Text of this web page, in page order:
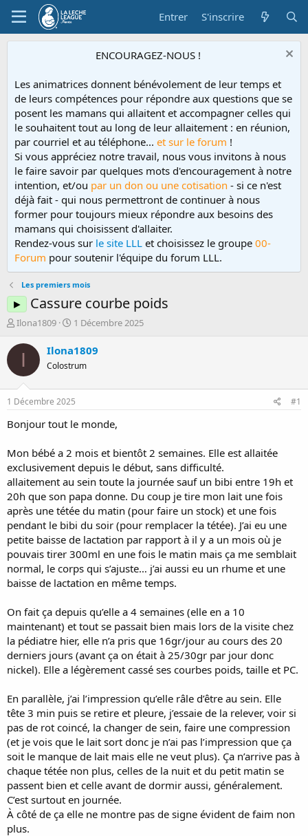
Entrer S'inscrire
ENCOURAGEZ-NOUS !
Les animatrices donnent bénévolement de leur temps et
de leurs compétences pour répondre aux questions que se
posent les mamans qui allaitent et accompagner celles qui
le souhaitent tout au long de leur allaitement : en réunion,
par courriel et au téléphone... et sur le forum !
Si vous appréciez notre travail, nous vous invitons à nous
le faire savoir par quelques mots d'encouragement à notre
intention, et/ou par un don ou une cotisation - si ce n'est
déjà fait - qui nous permettront de continuer à nous
former pour toujours mieux répondre aux besoins des
mamans qui choisissent d'allaiter.
Rendez-vous sur le site LLL et choisissez le groupe 00-
Forum pour soutenir l'équipe du forum LLL.
Les premiers mois
► Cassure courbe poids
D
m
r
é
e
p
Ilona1809
D
t
d
d
é
b
1 Décembre 2025
I Ilona1809
Colostrum
1 Décembre 2025 #1
Bonjour tout le monde,
Mon bébé a 2 mois et bientôt 2 semaines. Elle est allaitée
exclusivement depuis le début, sans difficulté.
allaitement au sein toute la journée sauf un bibi entre 19h et
20h que son papa donne. Du coup je tire mon lait une fois
après une tétée du matin (pour faire un stock) et une fois
pendant le bibi du soir (pour remplacer la tétée). J’ai eu une
petite baisse de lactation par rapport à il y a un mois où je
pouvais tirer 300ml en une fois le matin mais ça me semblait
normal, le corps qui s’ajuste… j’ai aussi eu un rhume et une
baisse de lactation en même temps.
On fait ça depuis qu’elle a 4 semaines (elle en a 10
maintenant) et tout se passait bien mais lors de la visite chez
la pédiatre hier, elle n’a pris que 16gr/jour au cours des 20
derniers jours (avant ça on était à 25/30gr par jour donc
nickel). Elle a légèrement cassé ses courbes poids, taille et PC.
En parallèle, j’ai l’impression qu’elle râle d’être au sein. Elle
tête 3 min puis se retire et pleure, j’essaie de la relever, voir si
pas de rot coincé, la changer de sein, faire une compression
(et je vois que le lait sort donc je n’ai pas l’impression que ça
soit le manque de lait mais elle ne veut plus). Ça n’arrive pas à
chaque tétée non plus, celles de la nuit et du petit matin se
passent bien et celle avant de dormir aussi, généralement.
C’est surtout en journée.
À côté de ça elle ne montre pas de signe évident de faim non
plus.